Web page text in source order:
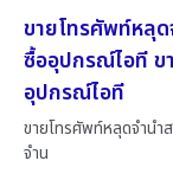
ขายโทรศัพท์หลุด
ซื้ออุปกรณ์ไอที ข
อุปกรณ์ไอที
ขายโทรศัพท์หลุดจำนำ
จำน